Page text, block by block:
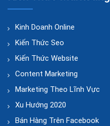
Kinh Doanh Online
Kiến Thức Seo
Kiến Thức Website
Content Marketing
Marketing Theo Lĩnh Vực
Xu Hướng 2020
Bán Hàng Trên Facebook